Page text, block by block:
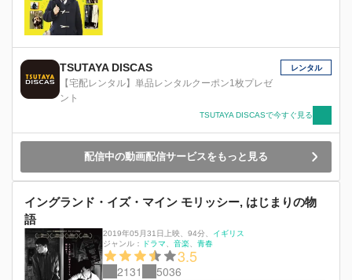
TSUTAYA DISCAS
【宅配レンタル】単品レンタルクーポン1枚プレゼ
ント
レンタル
TSUTAYA DISCASで今すぐ見る
配信中の動画配信サービスをもっと見る
イングランド・イズ・マイン モリッシー, はじまりの物
語
2019年05月31日上映 94分
イギリス
ジャンル：
ドラマ 音楽 青春
3.5
2131 5036